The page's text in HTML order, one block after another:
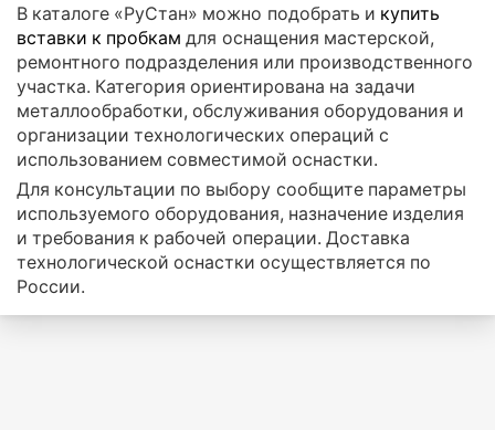
В каталоге «РуСтан» можно подобрать и купить
вставки к пробкам для оснащения мастерской,
ремонтного подразделения или производственного
участка. Категория ориентирована на задачи
металлообработки, обслуживания оборудования и
организации технологических операций с
использованием совместимой оснастки.
Для консультации по выбору сообщите параметры
используемого оборудования, назначение изделия
и требования к рабочей операции. Доставка
технологической оснастки осуществляется по
России.